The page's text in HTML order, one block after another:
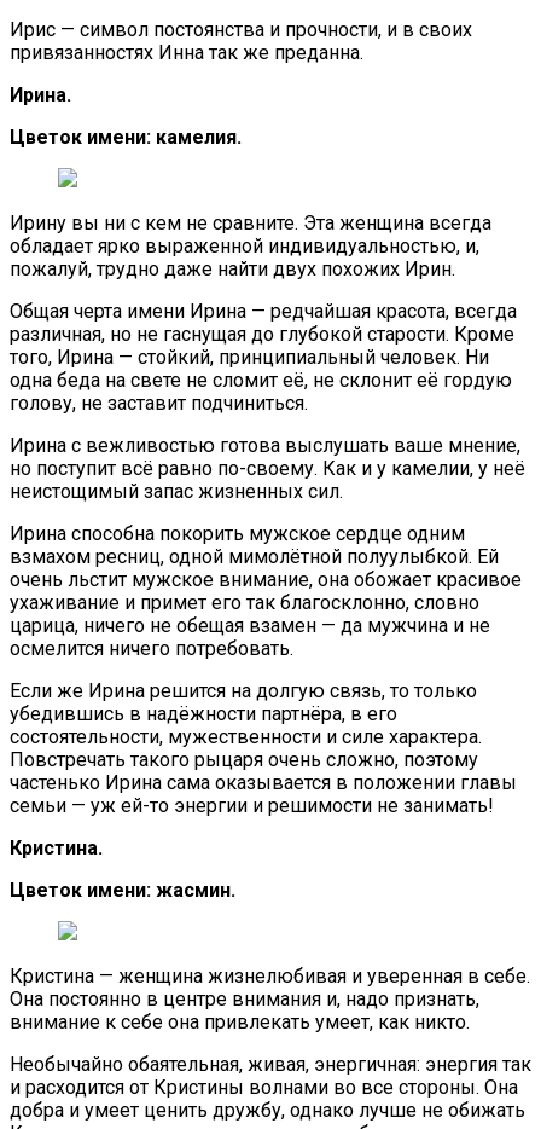
Ирис — символ постоянства и прочности, и в своих
привязанностях Инна так же преданна.
Ирина.
Цветок имени: камелия.
Ирину вы ни с кем не сравните. Эта женщина всегда
обладает ярко выраженной индивидуальностью, и,
пожалуй, трудно даже найти двух похожих Ирин.
Общая черта имени Ирина — редчайшая красота, всегда
различная, но не гаснущая до глубокой старости. Кроме
того, Ирина — стойкий, принципиальный человек. Ни
одна беда на свете не сломит её, не склонит её гордую
голову, не заставит подчиниться.
Ирина с вежливостью готова выслушать ваше мнение,
но поступит всё равно по-своему. Как и у камелии, у неё
неистощимый запас жизненных сил.
Ирина способна покорить мужское сердце одним
взмахом ресниц, одной мимолётной полуулыбкой. Ей
очень льстит мужское внимание, она обожает красивое
ухаживание и примет его так благосклонно, словно
царица, ничего не обещая взамен — да мужчина и не
осмелится ничего потребовать.
Если же Ирина решится на долгую связь, то только
убедившись в надёжности партнёра, в его
состоятельности, мужественности и силе характера.
Повстречать такого рыцаря очень сложно, поэтому
частенько Ирина сама оказывается в положении главы
семьи — уж ей-то энергии и решимости не занимать!
Кристина.
Цветок имени: жасмин.
Кристина — женщина жизнелюбивая и уверенная в себе.
Она постоянно в центре внимания и, надо признать,
внимание к себе она привлекать умеет, как никто.
Необычайно обаятельная, живая, энергичная: энергия так
и расходится от Кристины волнами во все стороны. Она
добра и умеет ценить дружбу, однако лучше не обижать